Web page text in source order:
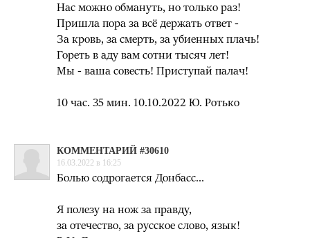
Нас можно обмануть, но только раз!
Пришла пора за всё держать ответ -
За кровь, за смерть, за убиенных плачь!
Гореть в аду вам сотни тысяч лет!
Мы - ваша совесть! Приступай палач!
10 час. 35 мин. 10.10.2022 Ю. Ротько
КОММЕНТАРИЙ #30610
16.03.2022 в 16:25
Болью содрогается Донбасс...
Я полезу на нож за правду,
за отечество, за русское слово, язык!